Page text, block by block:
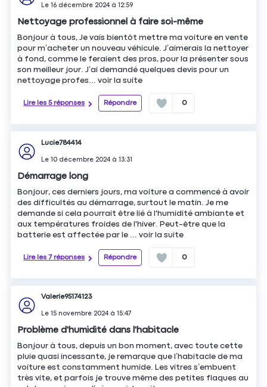
Le16 décembre 2024à12:59
Nettoyage professionnel à faire soi-même
Bonjour à tous, Je vais bientôt mettre ma voiture en vente
pour m’acheter un nouveau véhicule. J’aimerais la nettoyer
à fond, comme le feraient des pros, pour la présenter sous
son meilleur jour. J’ai demandé quelques devis pour un
nettoyage profes...voir la suite
Lire les 5 réponses Répondre 0
Lucie784414
Le10 décembre 2024à13:31
Démarrage long
Bonjour, ces derniers jours, ma voiture a commencé à avoir
des difficultés au démarrage, surtout le matin. Je me
demande si cela pourrait être lié à l'humidité ambiante et
aux températures froides de l'hiver. Peut-être que la
batterie est affectée par le ...voir la suite
Lire les 7 réponses Répondre 0
Valerie95174123
Le15 novembre 2024à15:47
Problème d'humidité dans l'habitacle
Bonjour à tous, depuis un bon moment, avec toute cette
pluie quasi incessante, je remarque que l’habitacle de ma
voiture est constamment humide. Les vitres s’embuent
très vite, et parfois je trouve même des petites flaques au